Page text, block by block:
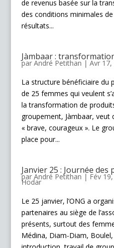
de revenus basée sur la
des conditions minimales de
résultats...
Jàmbaar :
par André Petithan | Avr 17,
La structure bénéficiaire du
de 25 femmes qui veulent
la transformation de
groupement, Jàmbaar, veut
« brave, courageux ». Le
place pour...
Janvier 25 : Journée des
par André Petithan | Fév
Hodar
Le 25 janvier, l’ONG a
partenaires au siège de
présents, surtout des
Médina, Diam-Diam,